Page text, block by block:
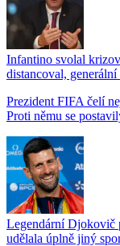
Infantino svolal
distancoval,
Prezident FIFA čelí
Proti němu se
Legendární Djokovič
udělala úplně jiný